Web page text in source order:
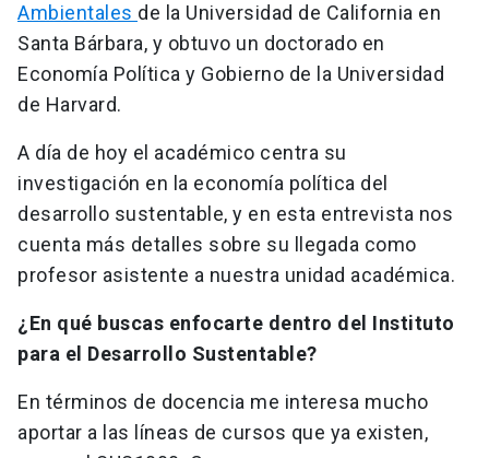
Ambientales de la Universidad de California en
Santa Bárbara, y obtuvo un doctorado en
Economía Política y Gobierno de la Universidad
de Harvard.
A día de hoy el académico centra su
investigación en la economía política del
desarrollo sustentable, y en esta entrevista nos
cuenta más detalles sobre su llegada como
profesor asistente a nuestra unidad académica.
¿En qué buscas enfocarte dentro del Instituto
para el Desarrollo Sustentable?
En términos de docencia me interesa mucho
aportar a las líneas de cursos que ya existen,